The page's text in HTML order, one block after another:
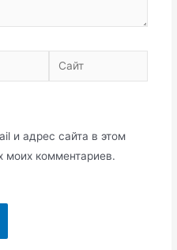
Сайт
и адрес сайта в этом
комментариев.